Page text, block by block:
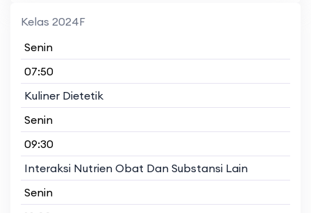
Kelas 2024F
Senin
07:50
Kuliner Dietetik
Senin
09:30
Interaksi Nutrien Obat Dan Substansi Lain
Senin